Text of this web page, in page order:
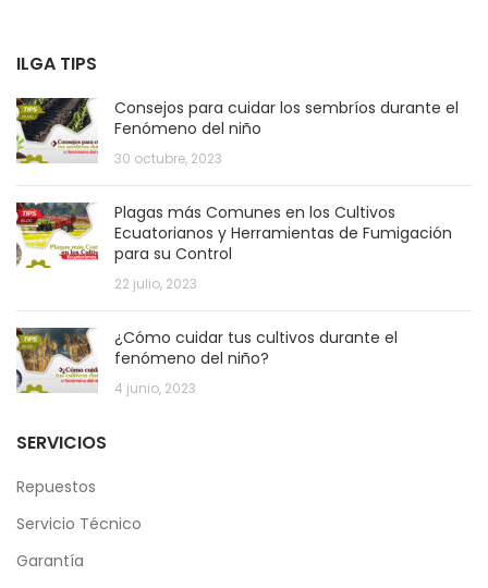
ILGA TIPS
Consejos para cuidar los sembríos durante el
Fenómeno del niño
30 octubre, 2023
Plagas más Comunes en los Cultivos
Ecuatorianos y Herramientas de Fumigación
para su Control
22 julio, 2023
¿Cómo cuidar tus cultivos durante el
fenómeno del niño?
4 junio, 2023
SERVICIOS
Repuestos
Servicio Técnico
Garantía